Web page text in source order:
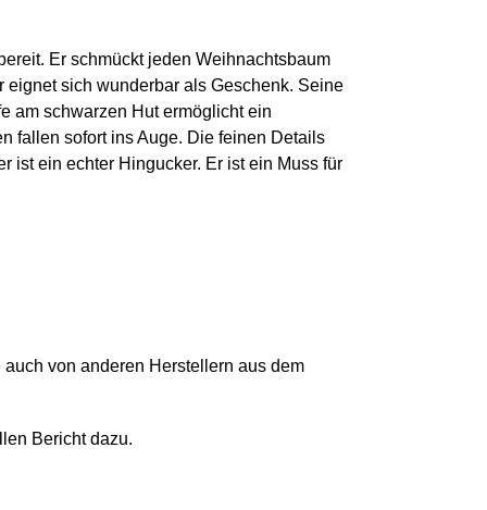
Er schmückt jeden Weihnachtsbaum
sich wunderbar als Geschenk. Seine
am schwarzen Hut ermöglicht ein
fallen sofort ins Auge. Die feinen Details
ist ein echter Hingucker. Er ist ein Muss für
von anderen Herstellern aus dem
Bericht dazu.